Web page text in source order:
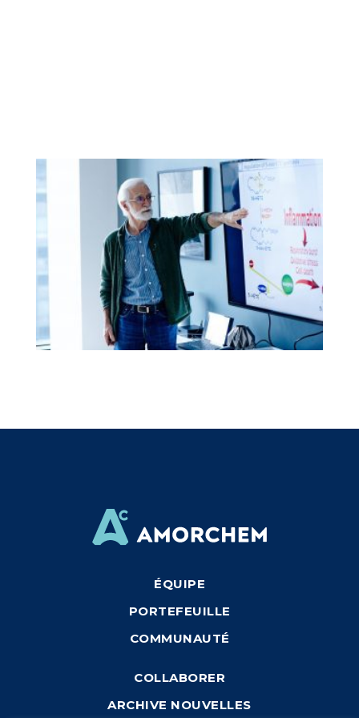
ÉQUIPE
PORTEFEUILLE
COMMUNAUTÉ
COLLABORER
ARCHIVE NOUVELLES